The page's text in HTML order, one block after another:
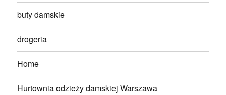
buty damskie
drogeria
Home
Hurtownia odzieży damskiej Warszawa